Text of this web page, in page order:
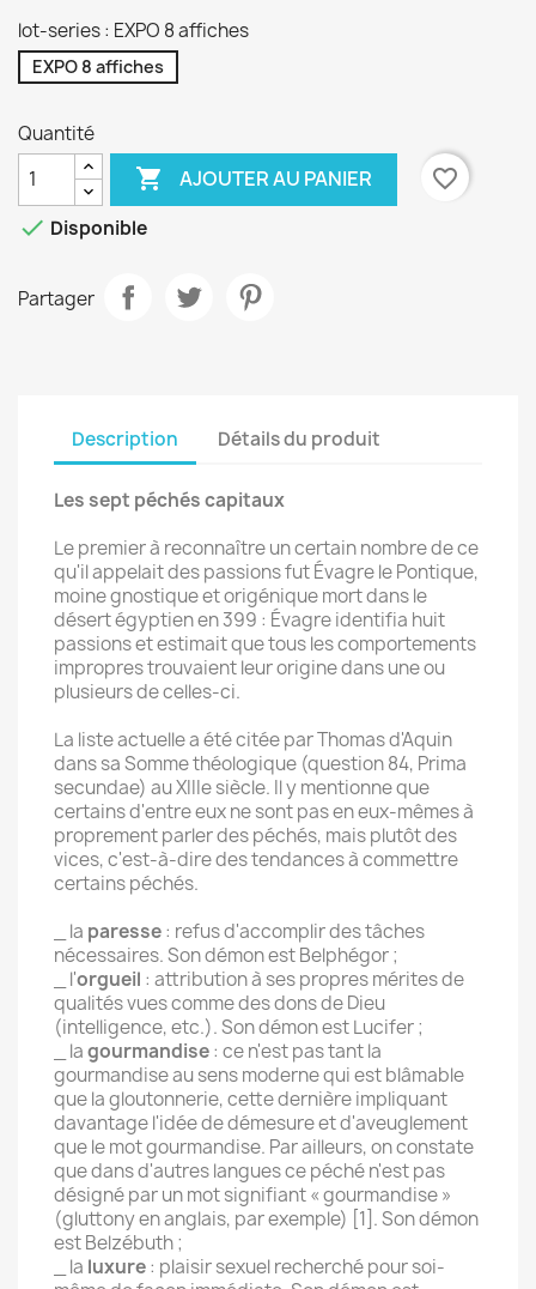
lot-series : EXPO 8 affiches
EXPO 8 affiches
Quantité
 AJOUTER AU PANIER
favorite_border
 Disponible
Partager
Description Détails du produit
Les sept péchés capitaux
Le premier à reconnaître un certain nombre de ce
qu'il appelait des passions fut Évagre le Pontique,
moine gnostique et origénique mort dans le
désert égyptien en 399 : Évagre identifia huit
passions et estimait que tous les comportements
impropres trouvaient leur origine dans une ou
plusieurs de celles-ci.
La liste actuelle a été citée par Thomas d'Aquin
dans sa Somme théologique (question 84, Prima
secundae) au XIIIe siècle. Il y mentionne que
certains d'entre eux ne sont pas en eux-mêmes à
proprement parler des péchés, mais plutôt des
vices, c'est-à-dire des tendances à commettre
certains péchés.
_ la paresse: refus d'accomplir des tâches
nécessaires. Son démon est Belphégor ;
_ l'orgueil : attribution à ses propres mérites de
qualités vues comme des dons de Dieu
(intelligence, etc.). Son démon est Lucifer ;
_ lagourmandise: ce n'est pas tant la
gourmandise au sens moderne qui est blâmable
que la gloutonnerie, cette dernière impliquant
davantage l'idée de démesure et d'aveuglement
que le mot gourmandise. Par ailleurs, on constate
que dans d'autres langues ce péché n'est pas
désigné par un mot signifiant « gourmandise »
(gluttony en anglais, par exemple) [1]. Son démon
est Belzébuth ;
_ la luxure: plaisir sexuel recherché pour soi-